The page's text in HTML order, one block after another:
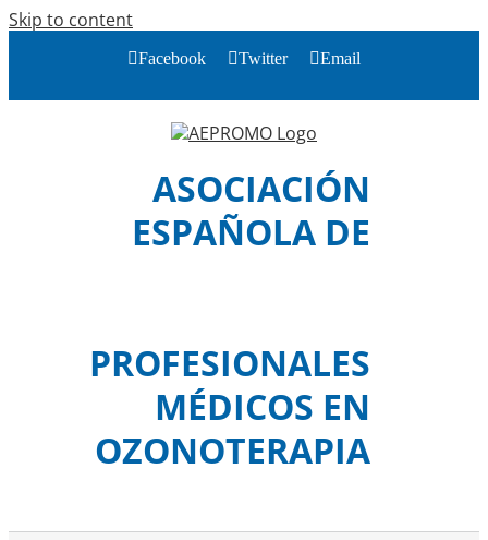
Skip to content
Facebook Twitter Email
ASOCIACIÓN
ESPAÑOLA DE
PROFESIONALES
MÉDICOS EN
OZONOTERAPIA